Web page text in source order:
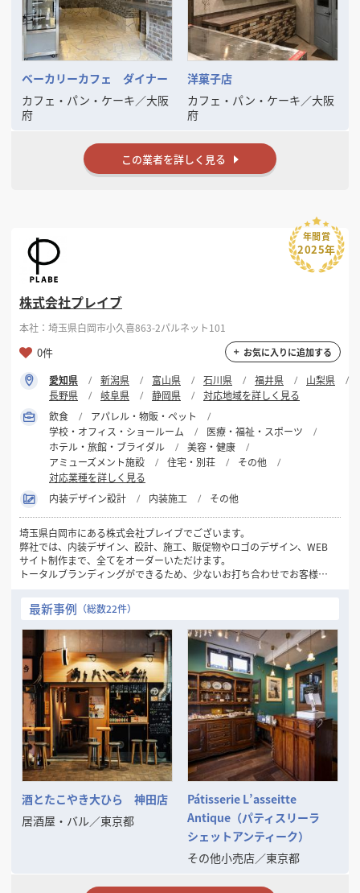
ベーカリーカフェ ダイナー
カフェ・パン・ケーキ ／大阪
府
洋菓子店
カフェ・パン・ケーキ ／大阪
府
この業者を詳しく見る
株式会社プレイブ
本社：埼玉県白岡市小久喜863-2パルネット101
0件 お気に入りに追加する
年間賞
2025年
愛知県 新潟県 富山県 石川県 福井県
山梨県
長野県
岐阜県 静岡県
対応地域を詳しく見る
飲食
アパレル・物販・ペット
学校・オフィス・ショールーム
医療・福祉・スポーツ
ホテル・旅館・ブライダル
美容・健康
アミューズメント施設
住宅・別荘
その他
対応業種を詳しく見る
内装デザイン設計
内装施工 その他
埼玉県白岡市にある株式会社プレイブでございます。
弊社では、内装デザイン、設計、施工、販促物やロゴのデザイン、WEB
サイト制作まで、全てをオーダーいただけます。
トータルブランディングができるため、少ないお打ち合わせでお客様の
私たちが携わった全ての人のBEST PLACEを作るお手伝いができたらと
思います。
最新事例 （総数22件）
酒とたこやき大ひら 神田店
居酒屋・バル／東京都
Pátisserie L’asseitte
Antique（パティスリーラ
シェットアンティーク）
その他小売店／東京都